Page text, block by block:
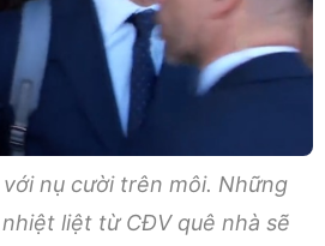
nụ cười trên môi. Những
liệt từ CĐV quê nhà sẽ